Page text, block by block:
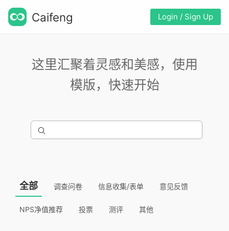
Caifeng Login / Sign Up
这里汇聚着灵感和美感，使用
模版，快速开始
全部 调查问卷 信息收集/表单 意见反馈
NPS净值推荐 投票 测评 其他